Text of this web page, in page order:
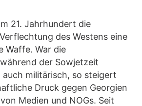
21. Jahrhundert die
des Westens eine
Waffe. War die
der Sowjetzeit
militärisch, so steigert
Druck gegen Georgien
Medien und NOGs. Seit